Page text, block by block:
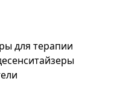
для терапии